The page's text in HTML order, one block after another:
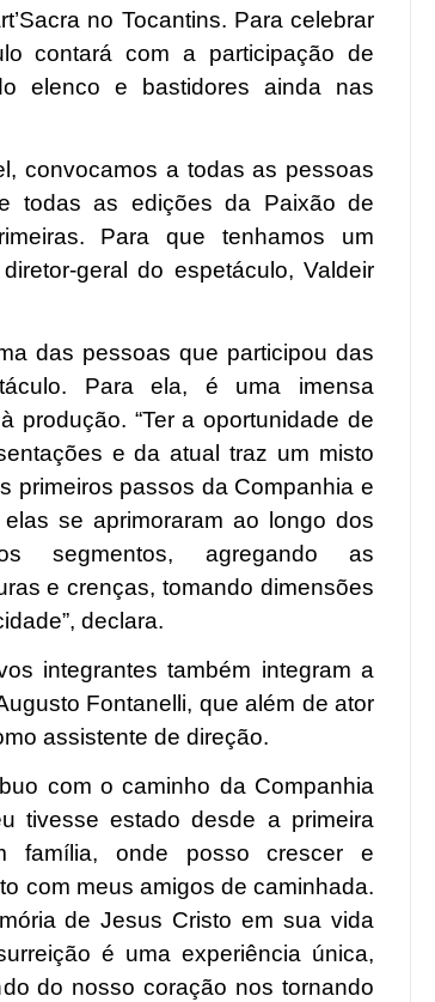
no Tocantins. Para celebrar
contará com a participação de
elenco e bastidores ainda nas
convocamos a todas as pessoas
todas as edições da Paixão de
Para que tenhamos um
geral do espetáculo, Valdeir
das pessoas que participou das
Para ela, é uma imensa
produção. “Ter a oportunidade de
e da atual traz um misto
primeiros passos da Companhia e
se aprimoraram ao longo dos
segmentos, agregando as
e crenças, tomando dimensões
declara.
integrantes também integram a
Fontanelli, que além de ator
assistente de direção.
com o caminho da Companhia
tivesse estado desde a primeira
família, onde posso crescer e
com meus amigos de caminhada.
de Jesus Cristo em sua vida
é uma experiência única,
do nosso coração nos tornando